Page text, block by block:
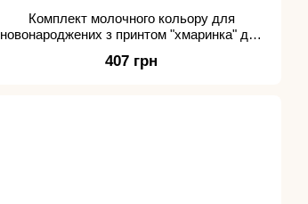
Комплект молочного кольору для
новонароджених з принтом "хмаринка" для
407 грн